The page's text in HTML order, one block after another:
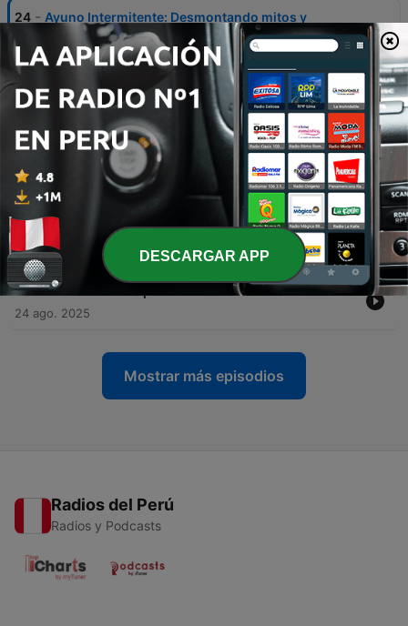
24 - Ayuno Intermitente: Desmontando mitos y
entendiendo la ciencia detrás de sus beneficios y
riesgos
19 sep. 2025
23 - Proteínas: Más allá del músculo y la dieta perfecta
Agua de mar: ¿Moda milagrosa o suplemento
mineral con base científica?
05 sep. 2025
21 Colesterol: ¿Amigo o enemigo?
27 ago. 2025
20 - El Sueño: Clave para tu metabolismo
24 ago. 2025
Mostrar más episodios
Radios del Perú
Radios y Podcasts
DESCARGAR APP